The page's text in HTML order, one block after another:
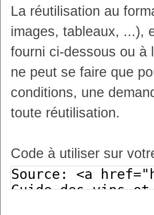
La réutilisation au
images, tableaux, ...),
fourni ci-dessous ou à
ne peut se faire que
conditions, une
toute réutilisation.
Code à utiliser sur